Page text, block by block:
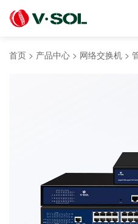
首页 > 产品中心 > 网络交换机 >